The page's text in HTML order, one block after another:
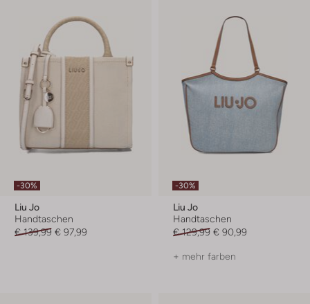
-30%
Liu Jo
Handtaschen
€ 139,99 € 97,99
-30%
Liu Jo
Handtaschen
€ 129,99 € 90,99
+ mehr farben